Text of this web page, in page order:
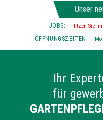
ÖFFNUNGSZEITEN:
Unser
JOBS: Flitzen Sie
Ihr
für